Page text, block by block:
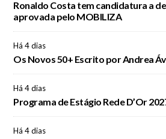
Ronaldo Costa tem candidatura a
aprovada pelo MOBILIZA
Há 4 dias
Os Novos 50+ Escrito por Andrea
Há 4 dias
Programa de Estágio Rede D’Or
Há 4 dias